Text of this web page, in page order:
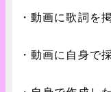
・動画に歌詞を
・動画に自身で